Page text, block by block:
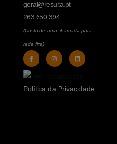
geral@resulta.pt
263 650 394
(Custo de uma chamada para
rede fixa)
Política da Privacidade